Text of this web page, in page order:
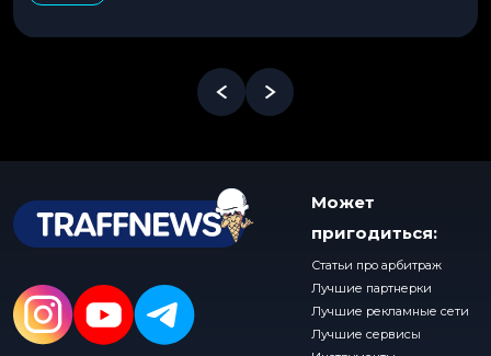
Может
пригодиться:
Статьи про арбитраж
Лучшие партнерки
Лучшие рекламные сети
Лучшие сервисы